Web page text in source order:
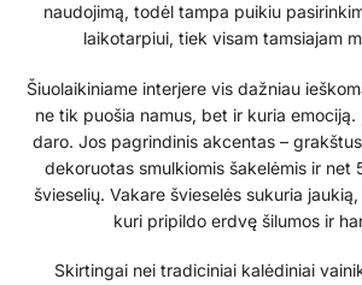
naudojimą, todėl tampa puikiu
laikotarpiui, tiek visam tamsiajam
Šiuolaikiniame interjere vis dažniau
ne tik puošia namus, bet ir kuria emociją.
daro. Jos pagrindinis akcentas –
dekoruotas smulkiomis šakelėmis ir net
švieselių. Vakare švieselės sukuria
kuri pripildo erdvę šilumos ir
Skirtingai nei tradiciniai kalėdiniai